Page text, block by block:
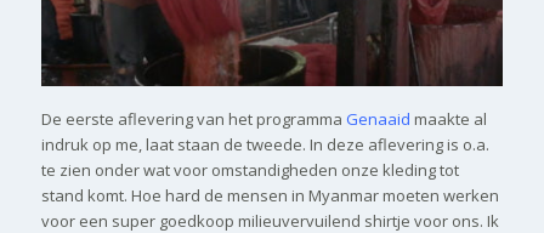
De eerste aflevering van het programma Genaaid maakte al
indruk op me, laat staan de tweede. In deze aflevering is o.a.
te zien onder wat voor omstandigheden onze kleding tot
stand komt. Hoe hard de mensen in Myanmar moeten werken
voor een super goedkoop milieuvervuilend shirtje voor ons. Ik